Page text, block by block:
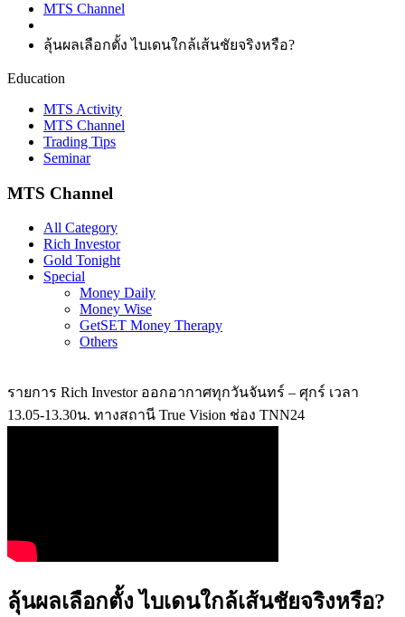
MTS Channel
ลุ้นผลเลือกตั้ง ไบเดนใกล้เส้นชัยจริงหรือ?
Education
MTS Activity
MTS Channel
Trading Tips
Seminar
MTS Channel
All Category
Rich Investor
Gold Tonight
Special
Money Daily
Money Wise
GetSET Money Therapy
Others
รายการ Rich Investor ออกอากาศทุกวันจันทร์ – ศุกร์ เวลา
13.05-13.30น. ทางสถานี True Vision ช่อง TNN24
ลุ้นผลเลือกตั้ง ไบเดนใกล้เส้นชัยจริงหรือ?